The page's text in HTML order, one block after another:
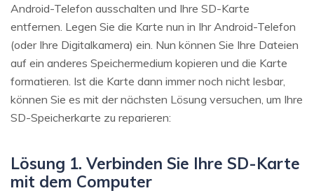
Android-Telefon ausschalten und Ihre SD-Karte
entfernen. Legen Sie die Karte nun in Ihr Android-Telefon
(oder Ihre Digitalkamera) ein. Nun können Sie Ihre Dateien
auf ein anderes Speichermedium kopieren und die Karte
formatieren. Ist die Karte dann immer noch nicht lesbar,
können Sie es mit der nächsten Lösung versuchen, um Ihre
SD-Speicherkarte zu reparieren:
Lösung 1. Verbinden Sie Ihre SD-Karte
mit dem Computer